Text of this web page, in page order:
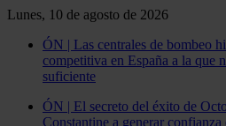
Lunes, 10 de agosto de 2026
ÓN | Las centrales de bombeo
competitiva en España a la que
suficiente
ÓN | El secreto del éxito de
Constantine a generar